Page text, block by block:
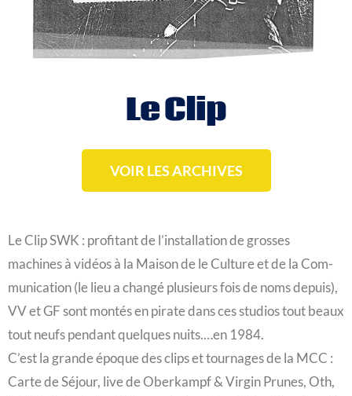
Le Clip
VOIR LES ARCHIVES
Le Clip SWK : pro­fi­tant de l’ins­tal­la­tion de grosses
machines à vidéos à la Mai­son de le Culture et de la Com­
mu­ni­ca­tion (le lieu a chan­gé plu­sieurs fois de noms depuis),
VV et GF sont mon­tés en pirate dans ces stu­dios tout beaux
tout neufs pen­dant quelques nuits.…en 1984.
C’est la grande époque des clips et tour­nages de la MCC :
Carte de Séjour, live de Ober­kampf & Vir­gin Prunes, Oth,